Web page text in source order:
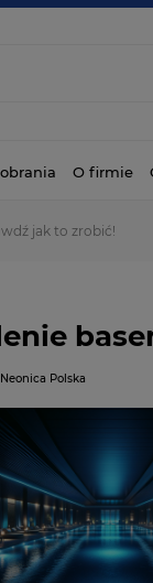
O firmie
jak to zrobić!
Neonica Polska